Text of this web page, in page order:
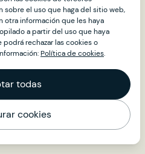
Extremadura
Galicia
Com. Foral de Navarra
Murcia
el uso que haga del sitio web,
otra información que les haya
a partir del uso que haya
rechazar las cookies o
Política de cookies.
todas
cookies